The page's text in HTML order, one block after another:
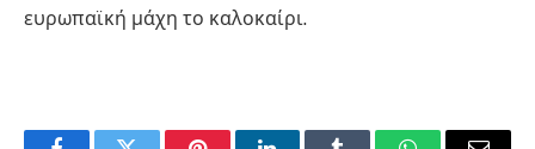
ευρωπαϊκή μάχη το καλοκαίρι.